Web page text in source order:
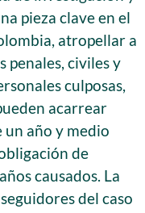
pieza clave en el
atropellar a
penales, civiles y
culposas,
acarrear
un año y medio
de
causados. La
del caso